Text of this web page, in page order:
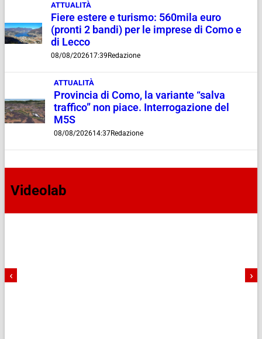
ATTUALITÀ
Fiere estere e turismo: 560mila euro
(pronti 2 bandi) per le imprese di Como e
di Lecco
08/08/202617:39 Redazione
ATTUALITÀ
Provincia di Como, la variante “salva
traffico” non piace. Interrogazione del
M5S
08/08/202614:37Redazione
Videolab
‹ ›